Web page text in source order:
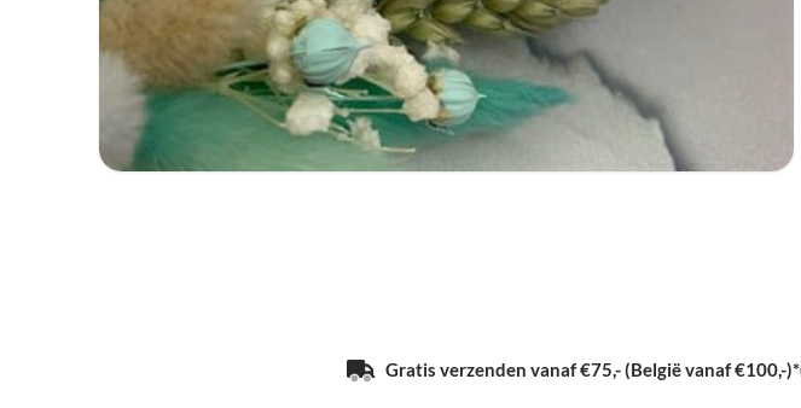
Gratis verzenden vanaf €75,- (België vanaf €100,-)*